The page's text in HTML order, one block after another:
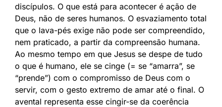
discípulos. O que está para acontecer é ação de
Deus, não de seres humanos. O esvaziamento total
que o lava-pés exige não pode ser compreendido,
nem praticado, a partir da compreensão humana.
Ao mesmo tempo em que Jesus se despe de tudo
o que é humano, ele se cinge (= se “amarra”, se
“prende”) com o compromisso de Deus com o
servir, com o gesto extremo de amar até o final. O
avental representa esse cingir-se da coerência